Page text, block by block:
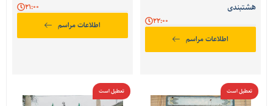
هشتبندی
اطلاعات مراسم
اطلاعات مراسم
تعطیل است تعطیل است